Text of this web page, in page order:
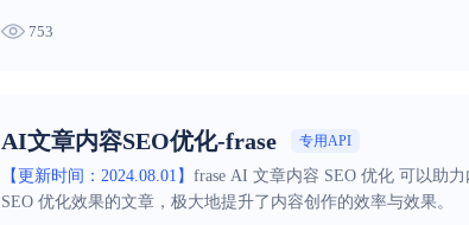
753
AI文章内容SEO优化-frase 专用API
【更新时间：2024.08.01】 frase AI 文章内容 SEO 优化 可以助
SEO 优化效果的文章，极大地提升了内容创作的效率与效果。